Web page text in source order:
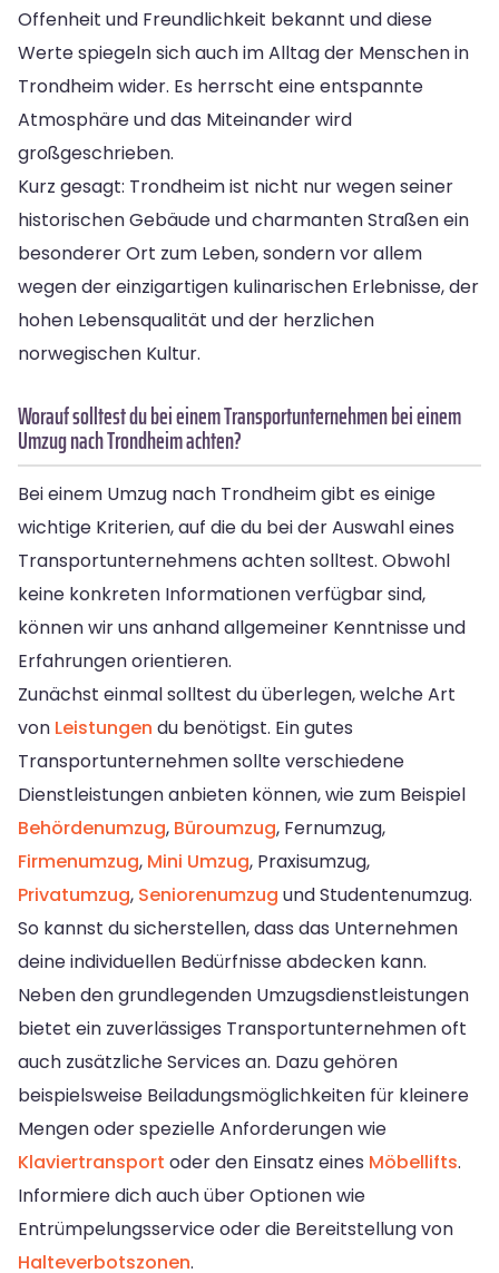
Offenheit und Freundlichkeit bekannt und diese
Werte spiegeln sich auch im Alltag der Menschen in
Trondheim wider. Es herrscht eine entspannte
Atmosphäre und das Miteinander wird
großgeschrieben.
Kurz gesagt: Trondheim ist nicht nur wegen seiner
historischen Gebäude und charmanten Straßen ein
besonderer Ort zum Leben, sondern vor allem
wegen der einzigartigen kulinarischen Erlebnisse, der
hohen Lebensqualität und der herzlichen
norwegischen Kultur.
Worauf solltest du bei einem Transportunternehmen bei einem
Umzug nach Trondheim achten?
Bei einem Umzug nach Trondheim gibt es einige
wichtige Kriterien, auf die du bei der Auswahl eines
Transportunternehmens achten solltest. Obwohl
keine konkreten Informationen verfügbar sind,
können wir uns anhand allgemeiner Kenntnisse und
Erfahrungen orientieren.
Zunächst einmal solltest du überlegen, welche Art
von Leistungen du benötigst. Ein gutes
Transportunternehmen sollte verschiedene
Dienstleistungen anbieten können, wie zum Beispiel
Behördenumzug, Büroumzug, Fernumzug,
Firmenumzug, Mini Umzug, Praxisumzug,
Privatumzug, Seniorenumzug und Studentenumzug.
So kannst du sicherstellen, dass das Unternehmen
deine individuellen Bedürfnisse abdecken kann.
Neben den grundlegenden Umzugsdienstleistungen
bietet ein zuverlässiges Transportunternehmen oft
auch zusätzliche Services an. Dazu gehören
beispielsweise Beiladungsmöglichkeiten für kleinere
Mengen oder spezielle Anforderungen wie
Klaviertransport oder den Einsatz eines Möbellifts.
Informiere dich auch über Optionen wie
Entrümpelungsservice oder die Bereitstellung von
Halteverbotszonen.